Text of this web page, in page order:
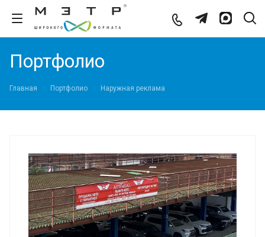
Портфолио
Главная Портфолио Наружная реклама